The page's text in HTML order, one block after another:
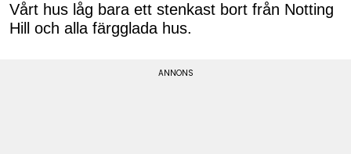
Vårt hus låg bara ett stenkast bort från Notting
Hill och alla färgglada hus.